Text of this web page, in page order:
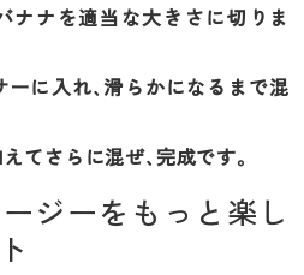
ナナを適当な大きさに切りま
に入れ、滑らかになるまで混
てさらに混ぜ、完成です。
ジーをもっと楽し